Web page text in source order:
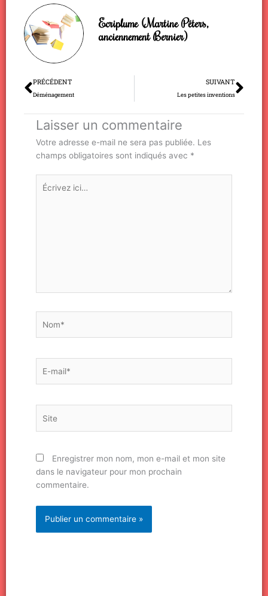
Ecriplume (Martine Péters,
anciennement Bernier)
Précédent
PRÉCÉDENT
Déménagement
SUIVANT
Les petites inventions
Laisser un commentaire
Votre adresse e-mail ne sera pas publiée. Les
champs obligatoires sont indiqués avec *
Écrivez
ici…
mail*
Enregistrer mon nom, mon e-mail et mon site
dans le navigateur pour mon prochain
commentaire.